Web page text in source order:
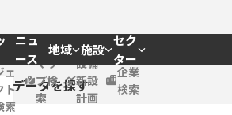
ニュ
ース
地域 施設
セク
ター
ェ
ト
索
マッ
プ検
索
設備
新設
計画
企業
検索
データを探す